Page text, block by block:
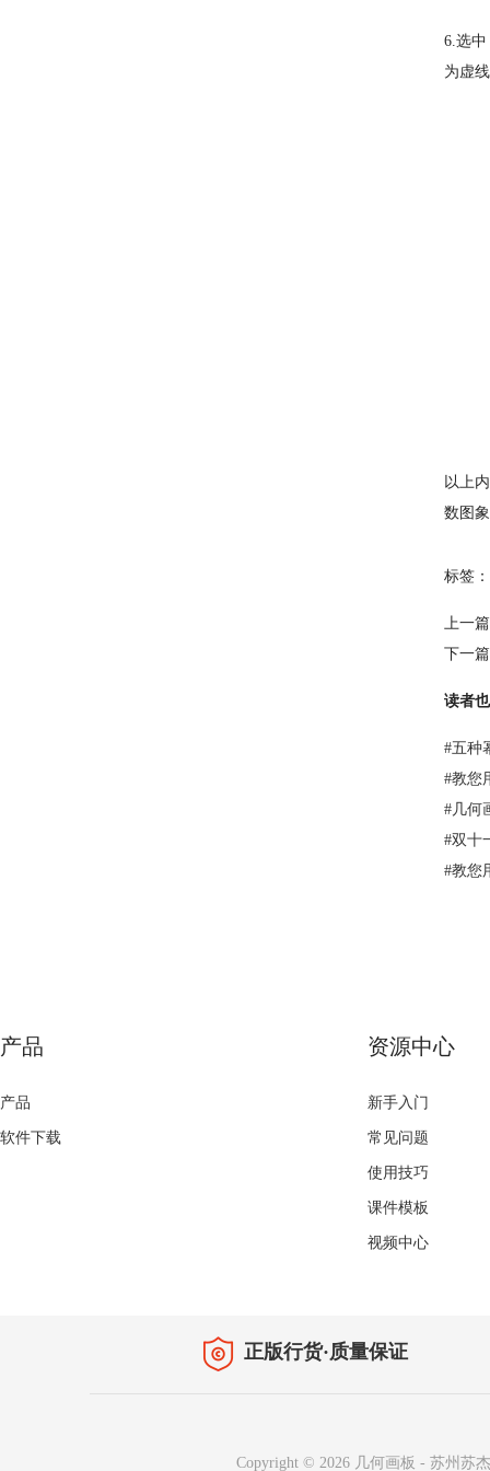
6.选
为虚
以上
数图
标签：
上一
下一
读者
#五种
#教您
# 几何
#双十
#教您
产品
产品
软件下载
资源中心
新手入门
常见问题
使用技巧
课件模板
视频中心
正版行货·质量保证
Copyright © 2026 几何画板 - 苏州苏